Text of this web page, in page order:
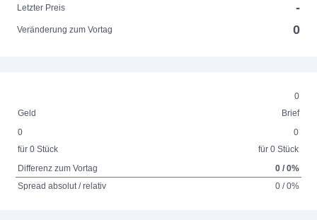
Letzter Preis
-
Veränderung zum Vortag 0
0
Geld
Brief
0
für 0 Stück
0
für 0 Stück
Differenz zum Vortag
0 / 0%
Spread absolut / relativ
0 / 0%